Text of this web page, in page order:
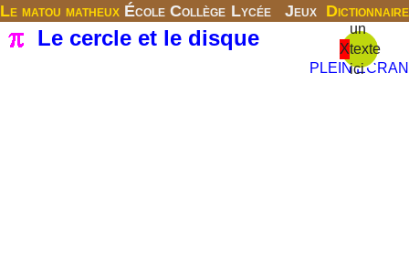
Le matou matheux École Collège Lycée Jeux Dictionnaire
X
un
texte
ici
Le cercle et le disque
PLEIN ECRAN